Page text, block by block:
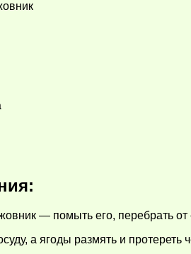
— помыть его, перебрать
а ягоды размять и протереть